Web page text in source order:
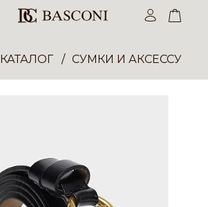
КАТАЛОГ СУМКИ И